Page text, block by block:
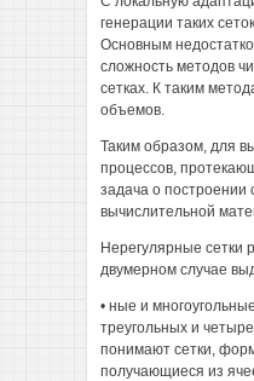
генерации таких
Основным
сложность методов
сетках. К таким
объемов.
Таким образом, для
процессов,
задача о построении
вычислительной
Нерегулярные сетки
двумерном случае
• ные и
треугольных и
понимают сетки,
получающиеся из